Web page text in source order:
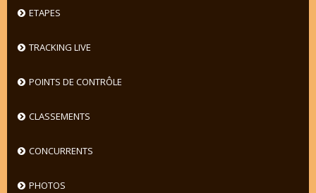
ETAPES
TRACKING LIVE
POINTS DE CONTRÔLE
CLASSEMENTS
CONCURRENTS
PHOTOS